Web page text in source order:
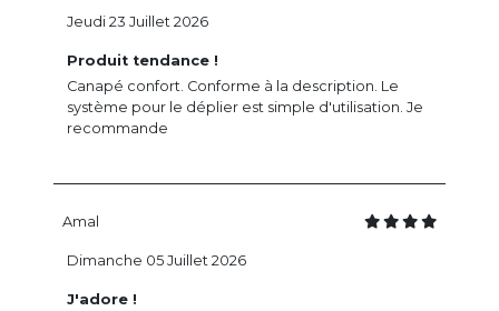
Produit tendance !
Canapé confort. Conforme à la description. Le
système pour le déplier est simple d'utilisation. Je
recommande
Jeudi 23 Juillet 2026
Amal
J'adore !
Dimanche 05 Juillet 2026